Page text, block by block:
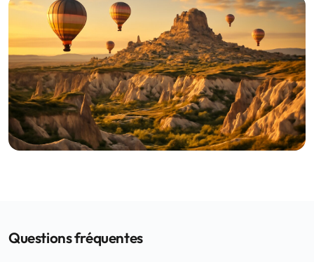
Questions fréquentes